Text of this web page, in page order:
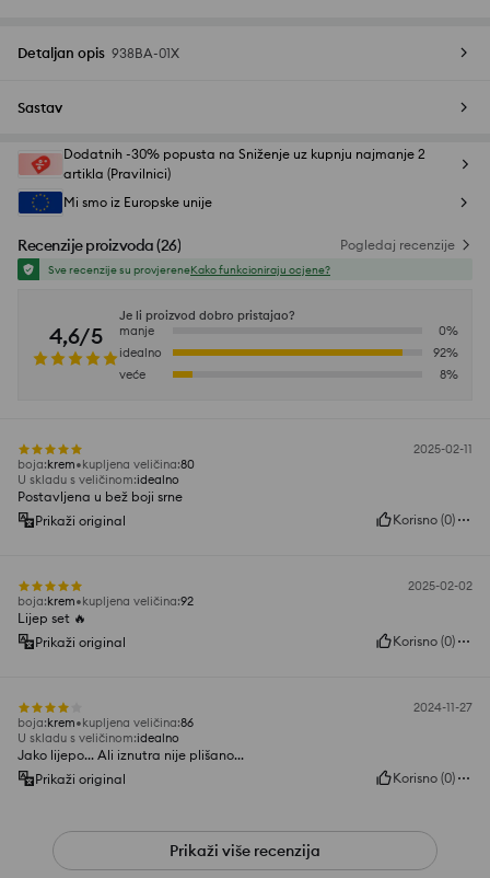
Detaljan opis 938BA-01X
Sastav
Dodatnih -30% popusta na Sniženje uz kupnju najmanje 2
artikla (Pravilnici)
Mi smo iz Europske unije
Recenzije proizvoda(26) Pogledaj recenzije
Sve recenzije su provjereneKako funkcioniraju ocjene?
4,6/5
Je li proizvod dobro pristajao?
manje
0%
idealno
92%
veće
8%
2025-02-11
boja:krem kupljena veličina:80
U skladu s veličinom:idealno
Postavljena u bež boji srne
Prikaži original
Korisno (0)
2025-02-02
boja:krem kupljena veličina:92
Lijep set 🔥
Prikaži original
Korisno (0)
2024-11-27
boja:krem kupljena veličina:86
U skladu s veličinom:idealno
Jako lijepo... Ali iznutra nije plišano...
Prikaži original
Korisno (0)
Prikaži više recenzija